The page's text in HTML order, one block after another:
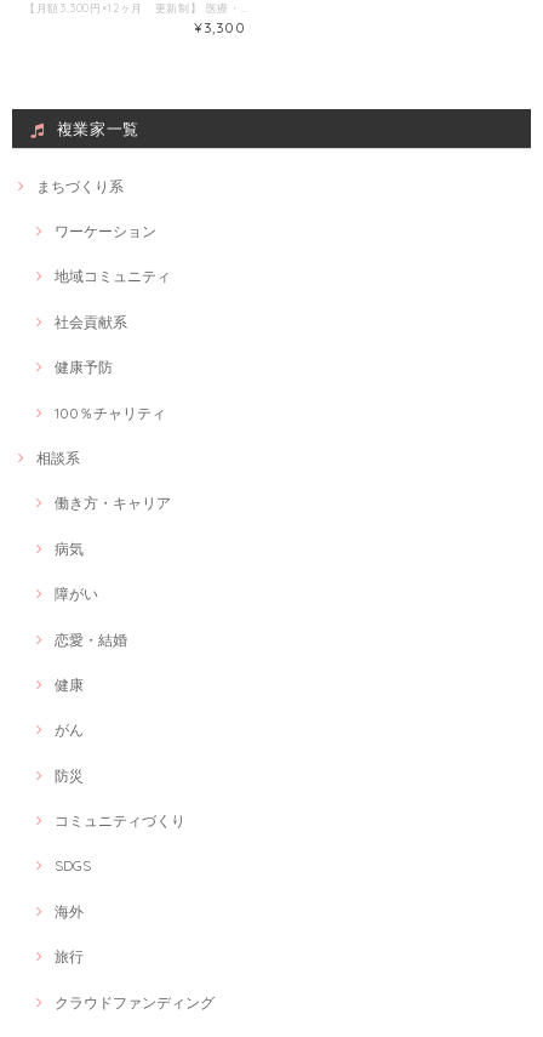
【月額3,300円×12ヶ月 更新制】 医療・介護・福祉に関わる人、患者経験のある人、障がいのある人、 自分の知識や経験を他者に価値として提供する「複業家」レンタルサービスです。 【ワーシャルの考える複業家とは？】 わたしたちは、「複数」の「業（わざ）」と「つながり」を活かし、ワクワクしながら発信する人を 「複業家」と考えています。 「わたしは何も発信できていない。」という方も、 「じぶんはけん」に登録した時点で「複業家」としての発信の第一歩を踏み出せます。 【ワーシャル複業家3ヶ条】 1、人生における役割を複数持つこと 2、自分らしく人に貢献できる業（わざ＝知識や経験）をかけあわせること 3、いつもと違う場で、いつもと違う誰かとの出会いを心から楽しむこと 【ワーシャルが考える複業家のメリット】 1つの職場では身につけることのできない「4C 」を身に着けることができる。 複業によって身に着けることができる「4C 」 「Communication（コミュニケーション）」さまざまな人と意思疎通ができる 「Collaboration（コラボレーション）」協力しあうことができる 「Critical Thinking（クリティカルシンキング）」想定外の問題も自分の力で分析したり解決できる 「Creativity（クリエイティビティ）」創造力を発揮できる 【複業家としてエントリーしたい方へ】 「複業家」とは特別な人ではありません。 普段通りの何気ないあなたが、 別の場所に行くと、なぜか感謝され「ありがとう」と言われたり、勇気を与えたりすることができる。 そんな新しい出会いにより、自分自身の価値を再発見することができるのが、 「複業家」レンタルサービスです。 医療・介護・福祉で働く人だけでなく、 病気や障がいを抱えている人にもあなたらしさを大事にした働き方をクリエイトします。 がん患者の方、神経難病で家から出れない人、医療・介護・福祉の専門性や患者体験を生かしたい方など、 スキルや技術がなくても、あなたの体験や経験を「相談にのる」という形で「価値」に変換することもできます。 あなたも、「複業家」として新たな1歩を歩んでみませんか？ こちらのサイトに登録すると、仕事をつくることだけでなく、 「じぶんはけん」会員限定のFacebook複業家オンライングループに参加し、情報交換することができます。 ＊「複業家」として登録したい方はカートよりご購入ください。 「複業家」掲載の会費は、【月額3,300円×12ヶ月 更新制】 会員期間12ヶ月更新制となります。 カートよりご購入いただいた後、簡単なWEB or 電話面談にて正式な会員登録となります。 ＊購入後のご面談にてお断りする場合もございます。その際は返金キャンセル対応となりますのでご了承ください。
¥3,300
複業家一覧
まちづくり系
ワーケーション
地域コミュニティ
社会貢献系
健康予防
100％チャリティ
相談系
働き方・キャリア
病気
障がい
恋愛・結婚
健康
がん
防災
コミュニティづくり
SDGS
海外
旅行
クラウドファンディング